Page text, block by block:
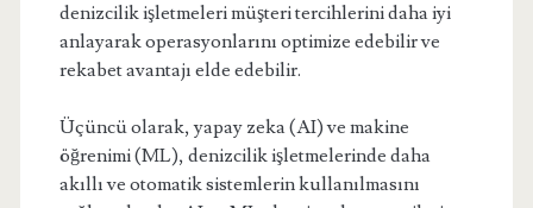
denizcilik işletmeleri müşteri tercihlerini daha iyi
anlayarak operasyonlarını optimize edebilir ve
rekabet avantajı elde edebilir.
Üçüncü olarak, yapay zeka (AI) ve makine
öğrenimi (ML), denizcilik işletmelerinde daha
akıllı ve otomatik sistemlerin kullanılmasını